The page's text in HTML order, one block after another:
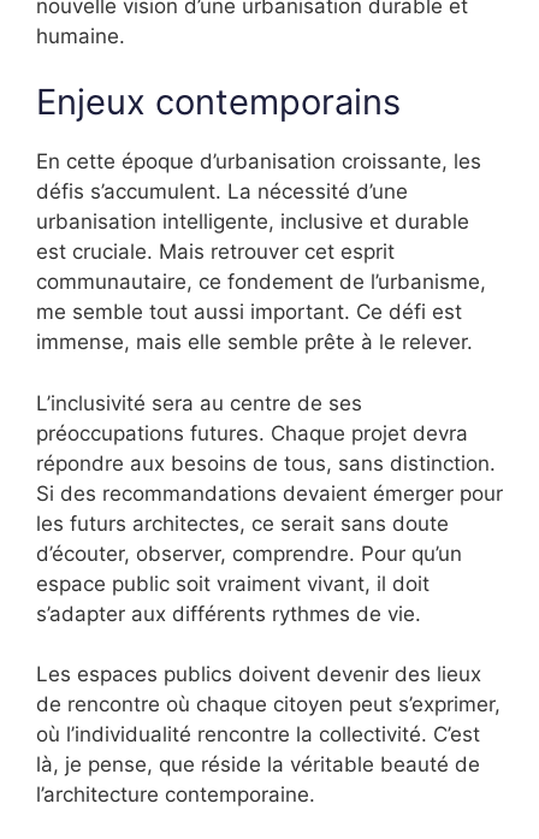
nouvelle vision d’une urbanisation durable et
humaine.
Enjeux contemporains
En cette époque d’urbanisation croissante, les
défis s’accumulent. La nécessité d’une
urbanisation intelligente, inclusive et durable
est cruciale. Mais retrouver cet esprit
communautaire, ce fondement de l’urbanisme,
me semble tout aussi important. Ce défi est
immense, mais elle semble prête à le relever.
L’inclusivité sera au centre de ses
préoccupations futures. Chaque projet devra
répondre aux besoins de tous, sans distinction.
Si des recommandations devaient émerger pour
les futurs architectes, ce serait sans doute
d’écouter, observer, comprendre. Pour qu’un
espace public soit vraiment vivant, il doit
s’adapter aux différents rythmes de vie.
Les espaces publics doivent devenir des lieux
de rencontre où chaque citoyen peut s’exprimer,
où l’individualité rencontre la collectivité. C’est
là, je pense, que réside la véritable beauté de
l’architecture contemporaine.